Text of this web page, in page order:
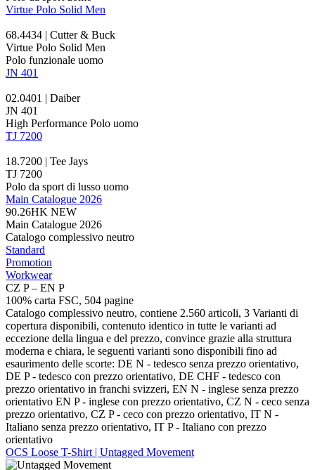
Virtue Polo Solid Men
68.4434 | Cutter & Buck
Virtue Polo Solid Men
Polo funzionale uomo
JN 401
02.0401 | Daiber
JN 401
High Performance Polo uomo
TJ 7200
18.7200 | Tee Jays
TJ 7200
Polo da sport di lusso uomo
Main Catalogue 2026
90.26HK NEW
Main Catalogue 2026
Catalogo complessivo neutro
Standard
Promotion
Workwear
CZ P – EN P
100% carta FSC, 504 pagine
Catalogo complessivo neutro, contiene 2.560 articoli, 3 Varianti di
copertura disponibili, contenuto identico in tutte le varianti ad
eccezione della lingua e del prezzo, convince grazie alla struttura
moderna e chiara, le seguenti varianti sono disponibili fino ad
esaurimento delle scorte: DE N - tedesco senza prezzo orientativo,
DE P - tedesco con prezzo orientativo, DE CHF - tedesco con
prezzo orientativo in franchi svizzeri, EN N - inglese senza prezzo
orientativo EN P - inglese con prezzo orientativo, CZ N - ceco senza
prezzo orientativo, CZ P - ceco con prezzo orientativo, IT N -
Italiano senza prezzo orientativo, IT P - Italiano con prezzo
orientativo
OCS Loose T-Shirt | Untagged Movement